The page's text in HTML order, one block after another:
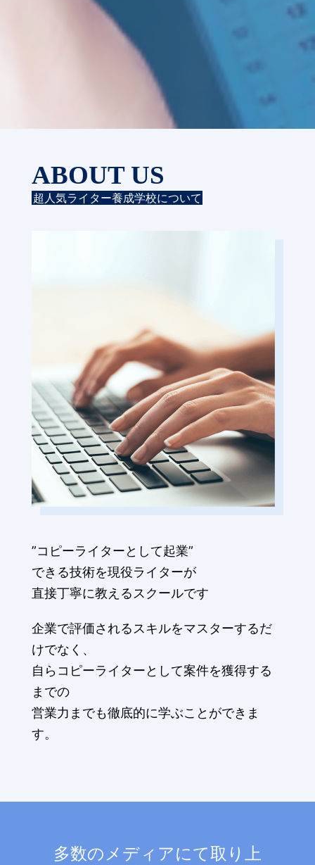
ABOUT US
超人気ライター養成学校について
”コピーライターとして起業”
できる技術を現役ライターが
直接丁寧に教えるスクールです
企業で評価されるスキルをマスターするだ
けでなく、
自らコピーライターとして案件を獲得する
までの
営業力までも徹底的に学ぶことができま
す。
多数のメディアにて取り上